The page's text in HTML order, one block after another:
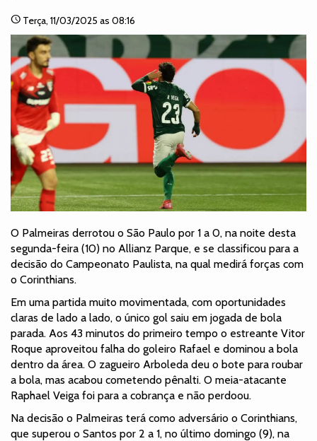
schedule Terça, 11/03/2025 as 08:16
O Palmeiras derrotou o São Paulo por 1 a 0, na noite desta
segunda-feira (10) no Allianz Parque, e se classificou para a
decisão do Campeonato Paulista, na qual medirá forças com
o Corinthians.
Em uma partida muito movimentada, com oportunidades
claras de lado a lado, o único gol saiu em jogada de bola
parada. Aos 43 minutos do primeiro tempo o estreante Vitor
Roque aproveitou falha do goleiro Rafael e dominou a bola
dentro da área. O zagueiro Arboleda deu o bote para roubar
a bola, mas acabou cometendo pênalti. O meia-atacante
Raphael Veiga foi para a cobrança e não perdoou.
Na decisão o Palmeiras terá como adversário o Corinthians,
que superou o Santos por 2 a 1, no último domingo (9), na